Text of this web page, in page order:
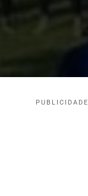
PUBLICIDADE